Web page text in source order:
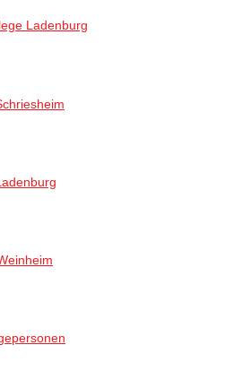
Ladenburg